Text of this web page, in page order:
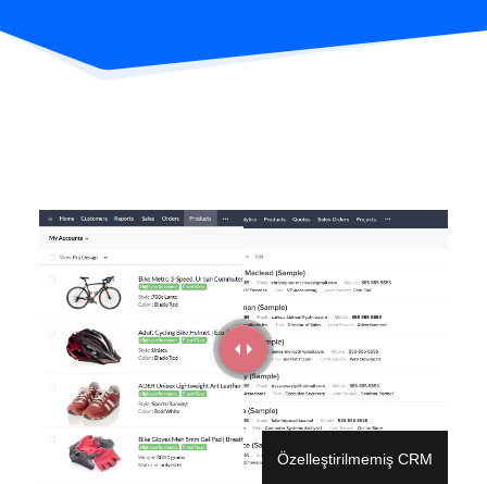
Özelleştirilmemiş CRM